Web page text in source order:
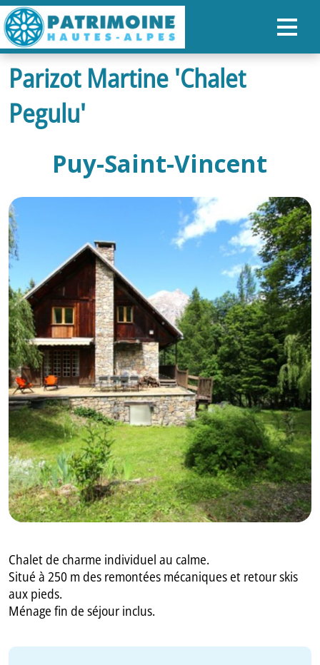
ACCUEIL
CARTE
PATRIMOINE
RANDONNÉES
ORGANISER SON SÉJOUR
RECHERCHER
FR
GB
IT
Parizot Martine 'Chalet
Pegulu'
Puy-Saint-Vincent
Chalet de charme individuel au calme.
Situé à 250 m des remontées mécaniques et retour skis
aux pieds.
Ménage fin de séjour inclus.